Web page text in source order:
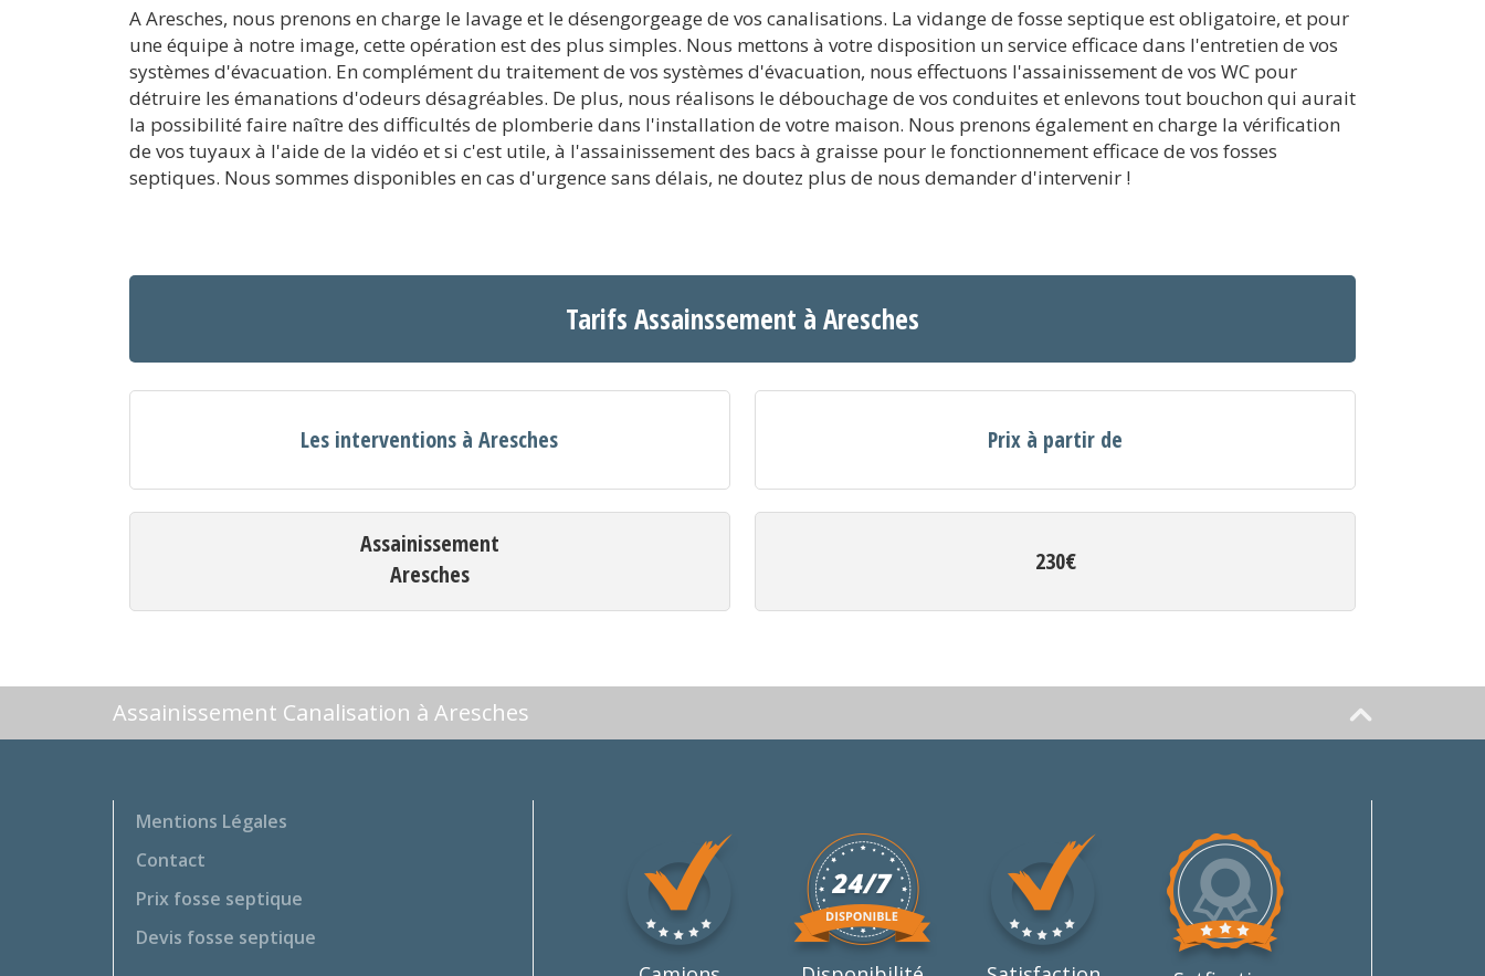
A Aresches, nous prenons en charge le lavage et le désengorgeage de vos canalisations. La vidange de fosse septique est obligatoire, et pour
une équipe à notre image, cette opération est des plus simples. Nous mettons à votre disposition un service efficace dans l'entretien de vos
systèmes d'évacuation. En complément du traitement de vos systèmes d'évacuation, nous effectuons l'assainissement de vos WC pour
détruire les émanations d'odeurs désagréables. De plus, nous réalisons le débouchage de vos conduites et enlevons tout bouchon qui aurait
la possibilité faire naître des difficultés de plomberie dans l'installation de votre maison. Nous prenons également en charge la vérification
de vos tuyaux à l'aide de la vidéo et si c'est utile, à l'assainissement des bacs à graisse pour le fonctionnement efficace de vos fosses
septiques. Nous sommes disponibles en cas d'urgence sans délais, ne doutez plus de nous demander d'intervenir !
Tarifs Assainssement à Aresches
Les interventions à Aresches Prix à partir de
Assainissement
Aresches
230€
Assainissement Canalisation à Aresches
Mentions Légales
Contact
Prix fosse septique
Devis fosse septique